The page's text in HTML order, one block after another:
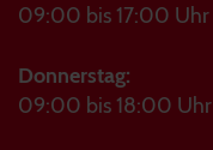
09:00 bis 17:00 Uhr
Donnerstag:
09:00 bis 18:00 Uhr